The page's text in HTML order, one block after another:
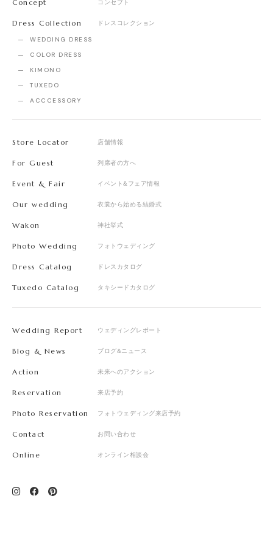
Concept コンセプト
Dress Collection ドレスコレクション
WEDDING DRESS
COLOR DRESS
KIMONO
TUXEDO
ACCCESSORY
Store Locator 店舗情報
For Guest 列席者の方へ
Event & Fair イベント&フェア情報
Our wedding 衣裳から始める結婚式
Wakon 神社挙式
Photo Wedding フォトウェディング
Dress Catalog ドレスカタログ
Tuxedo Catalog タキシードカタログ
Wedding Report ウェディングレポート
Blog & News ブログ&ニュース
Action 未来へのアクション
Reservation 来店予約
Photo Reservation フォトウェディング来店予約
Contact お問い合わせ
Online オンライン相談会